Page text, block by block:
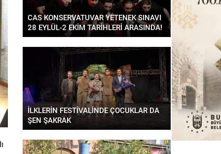
CAS KONSERVATUVAR YETENEK SINAVI
28 EYLÜL-2 EKİM TARİHLERİ ARASINDA!
İLKLERİN FESTİVALİNDE ÇOCUKLAR DA
ŞEN ŞAKRAK